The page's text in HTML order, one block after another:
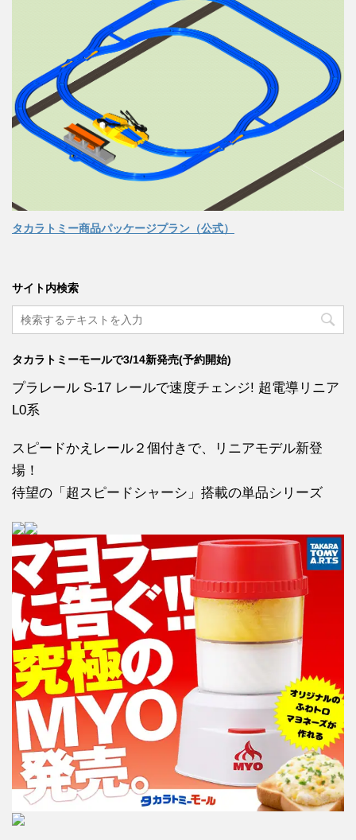
タカラトミー商品パッケージプラン（公式）
サイト内検索
タカラトミーモールで3/14新発売(予約開始)
プラレール S-17 レールで速度チェンジ! 超電導リニア
L0系
スピードかえレール２個付きで、リニアモデル新登
場！
待望の「超スピードシャーシ」搭載の単品シリーズ